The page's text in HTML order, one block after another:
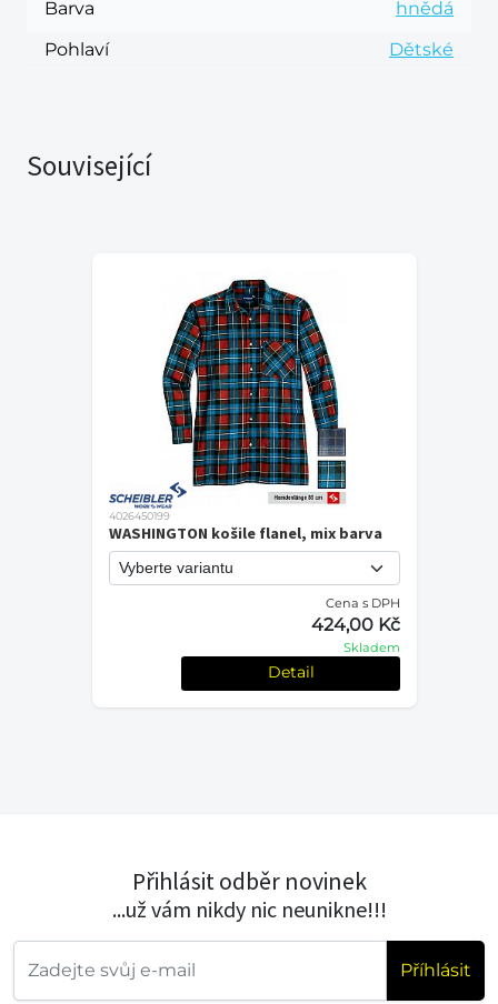
Barva
hnědá
Pohlaví
Dětské
Související
4026450199
WASHINGTON košile flanel, mix barva
Cena s DPH
424,00 Kč
Skladem
Detail
Přihlásit odběr novinek
...už vám nikdy nic neunikne!!!
Příhlásit